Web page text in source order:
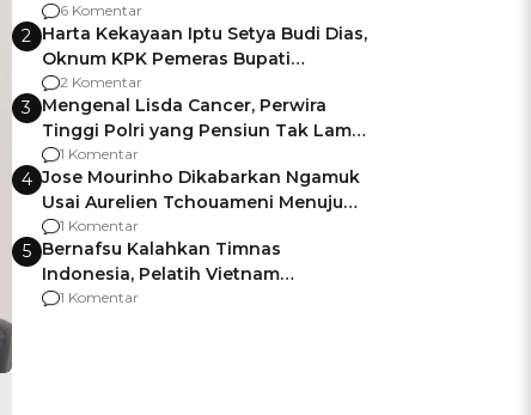
Gagalnya Negara Jamin Keamanan
6 Komentar
2 Harta Kekayaan Iptu Setya Budi Dias,
Oknum KPK Pemeras Bupati
Pemalang
2 Komentar
3 Mengenal Lisda Cancer, Perwira
Tinggi Polri yang Pensiun Tak Lama
Usai Jadi Brigjen
1 Komentar
4 Jose Mourinho Dikabarkan Ngamuk
Usai Aurelien Tchouameni Menuju
Manchester United
1 Komentar
5 Bernafsu Kalahkan Timnas
Indonesia, Pelatih Vietnam
Berencana Pakai Jimat di Pakansari
1 Komentar